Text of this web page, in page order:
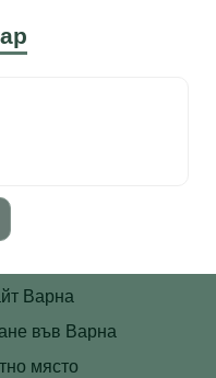
Варна
във Варна
място